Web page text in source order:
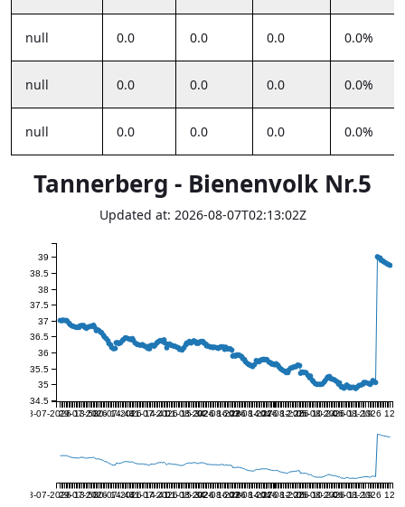
null 0.0 0.0 0.0 0.0%
null 0.0 0.0 0.0 0.0%
null 0.0 0.0 0.0 0.0%
Tannerberg - Bienenvolk Nr.5
Updated at: 2026-08-07T02:13:02Z
28-07-2026 13:50
29-07-2026 14:44
30-07-2026 14:4131-07-2026 15:3401-08-2026 16:28
02-08-2026 14:27
03-08-2026 12:26
04-08-2026 10:2405-08-2026 11:19
06-08-2026
34.5
35
35.5
36
36.5
37
37.5
38
38.5
39
28-07-2026 13:50
29-07-2026 14:44
30-07-2026 14:4131-07-2026 15:3401-08-2026 16:28
02-08-2026 14:27
03-08-2026 12:26
04-08-2026 10:2405-08-2026 11:19
06-08-2026